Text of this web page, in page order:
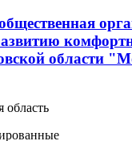
области
область